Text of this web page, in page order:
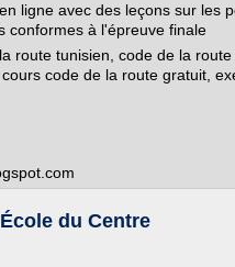
ligne avec des leçons sur les
conformes à l'épreuve finale
route tunisien, code de la
code de la route gratuit,
du Centre